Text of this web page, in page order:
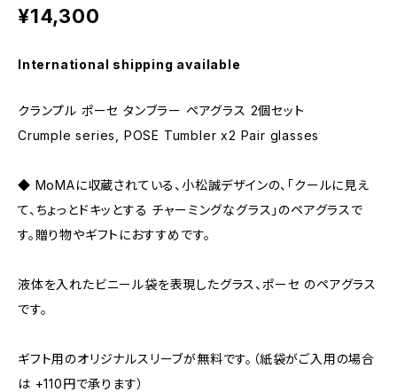
¥14,300
International shipping available
クランプル ポーセ タンブラー ペアグラス 2個セット
Crumple series, POSE Tumbler x2 Pair glasses
◆ MoMAに収蔵されている、小松誠デザインの、「クールに見え
て、ちょっとドキッとする チャーミングなグラス」のペアグラスで
す。贈り物やギフトにおすすめです。
液体を入れたビニール袋を表現したグラス、ポーセ のペアグラス
です。
ギフト用のオリジナルスリーブが無料です。（紙袋がご入用の場合
は +110円で承ります）